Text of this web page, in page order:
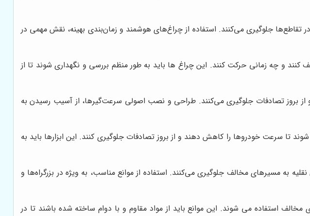
تقاطع‌ها جلوگیری می‌کنند. استفاده از چراغ‌های هوشمند و زمان‌بندی بهینه، نقش مهمی در
و چه زمانی حرکت کنند. این چراغ ها باید به طور منظم بررسی و نگهداری شوند تا از
بروز تصادفات جلوگیری می‌کنند. طراحی و نصب اصولی سرعت‌گیرها، از آسیب رسیدن به
سرعت خودروها را کاهش دهند و از بروز تصادفات جلوگیری کنند. این ابزارها باید به
به مسیرهای مخالف جلوگیری می‌کنند. استفاده از موانع مناسب، به ویژه در بزرگراه‌ها و
استفاده می شوند. این موانع باید از مواد مقاوم و با دوام ساخته شده باشند تا در